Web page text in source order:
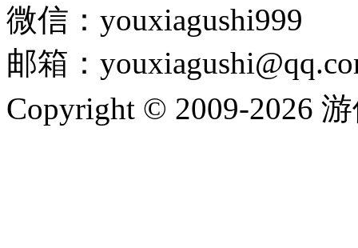
微信：youxiagushi999
邮箱：
Copyright © 2009-2026